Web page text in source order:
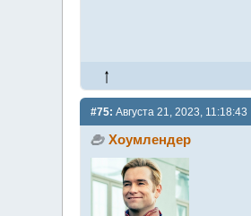
#75: Августа 21, 2023, 11:18:43
Хоумлендер